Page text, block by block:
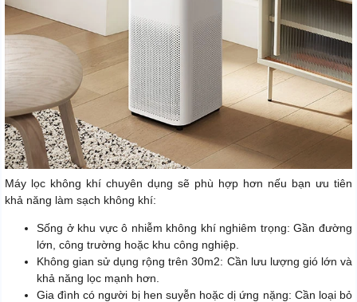
Máy lọc không khí chuyên dụng sẽ phù hợp hơn nếu bạn ưu tiên
khả năng làm sạch không khí:
Sống ở khu vực ô nhiễm không khí nghiêm trọng: Gần đường
lớn, công trường hoặc khu công nghiệp.
Không gian sử dụng rộng trên 30m2: Cần lưu lượng gió lớn và
khả năng lọc mạnh hơn.
Gia đình có người bị hen suyễn hoặc dị ứng nặng: Cần loại bỏ